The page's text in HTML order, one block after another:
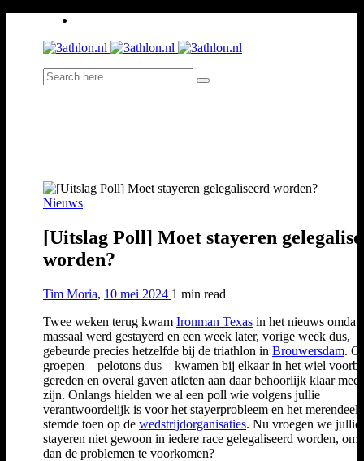
Nieuws
[Uitslag Poll] Moet stayeren
worden?
Tim Moria, 10 mei 2024 1 min read
Twee weken terug kwam Ironman Texas in het nieuws omdat
massaal werd gestayerd en een week later, vorige week dus,
gebeurde precies hetzelfde bij de triathlon in Brouwersdam.
groepen – pelotons dus – kwamen bij elkaar in het wiel
gereden en overal gaven atleten aan daar behoorlijk klaar mee
zijn. Onlangs hielden we al een poll wie volgens jullie
verantwoordelijk is voor het stayerprobleem en het merendeel
stemde toen op de wedstrijdorganisaties. Nu vroegen we
stayeren niet gewoon in iedere race gelegaliseerd worden, om
dan de problemen te voorkomen?